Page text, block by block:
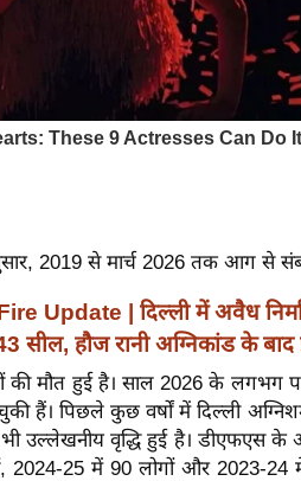
2019 से मार्च 2026 तक आग से
Update | दिल्ली में अवैध
सील, हौज रानी अग्निकांड के
की मौत हुई है। साल 2026 के लगभग
हैं। पिछले कुछ वर्षों में दिल्ली
उल्लेखनीय वृद्धि हुई है। डीएफएस
25 में 90 लोगों और 2023-24 में